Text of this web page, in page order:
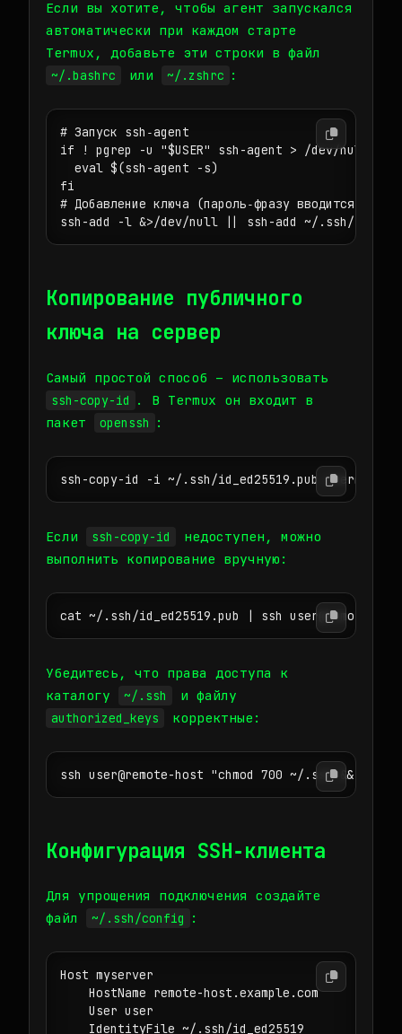
Если вы хотите, чтобы агент запускался
автоматически при каждом старте
Termux, добавьте эти строки в файл
~/.bashrc или ~/.zshrc :
# Запуск ssh‑agent
if ! pgrep -u "$USER" ssh-agent > /dev/null;
  eval $(ssh-agent -s)
fi
# Добавление ключа (пароль‑фразу вводится один
ssh-add -l &>/dev/null || ssh-add ~/.ssh/
Копирование публичного
ключа на сервер
Самый простой способ – использовать
ssh-copy-id
. В Termux он входит в
пакет
openssh :
ssh-copy-id -i ~/.ssh/id_ed25519.pub
Если ssh-copy-id
недоступен, можно
выполнить копирование вручную:
cat ~/.ssh/id_ed25519.pub | ssh user@remote-
Убедитесь, что права доступа к
каталогу
~/.ssh и файлу
authorized_keys корректные:
ssh user@remote-host "chmod 700 ~/.ssh &&
Конфигурация SSH‑клиента
Для упрощения подключения создайте
файл
~/.ssh/config :
Host myserver
    HostName remote-host.example.com
    User user
    IdentityFile ~/.ssh/id_ed25519